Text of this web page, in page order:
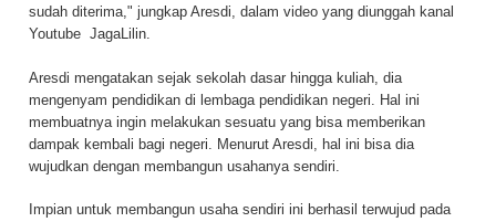
sudah diterima," jungkap Aresdi, dalam video yang diunggah kanal
Youtube JagaLilin.
Aresdi mengatakan sejak sekolah dasar hingga kuliah, dia
mengenyam pendidikan di lembaga pendidikan negeri. Hal ini
membuatnya ingin melakukan sesuatu yang bisa memberikan
dampak kembali bagi negeri. Menurut Aresdi, hal ini bisa dia
wujudkan dengan membangun usahanya sendiri.
Impian untuk membangun usaha sendiri ini berhasil terwujud pada